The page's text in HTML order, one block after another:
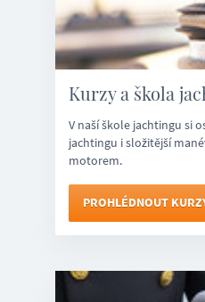
Kurzy a škola
V naší škole jachtingu si
jachtingu i složitější
motorem.
PROHLÉDNOUT